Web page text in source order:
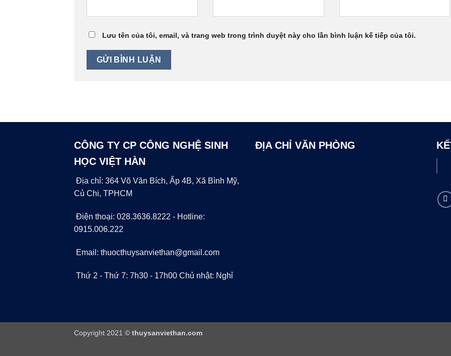
Lưu tên của tôi, email, và trang web trong trình duyệt này cho lần bình luận kế tiếp của tôi.
CÔNG TY CP CÔNG NGHỆ SINH
HỌC VIỆT HÀN
Địa chỉ: 364 Võ Văn Bích, Ấp 4B, Xã Bình Mỹ,
Củ Chi, TPHCM
Điện thoại: 028.3636.8222 - Hotline:
0915.006.222
Email: thuocthuysanviethan@gmail.com
Thứ 2 - Thứ 7: 7h30 - 17h00 Chủ nhật: Nghỉ
ĐỊA CHỈ VĂN PHÒNG
Copyright 2021 © thuysanviethan.com